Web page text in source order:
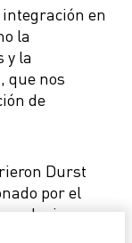
en
la
y la
que nos
de
Durst
por el
soluciones,